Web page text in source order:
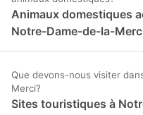
Animaux domestiques
Notre-Dame-de-la-
Que devons-nous visiter
Merci?
Sites touristiques à